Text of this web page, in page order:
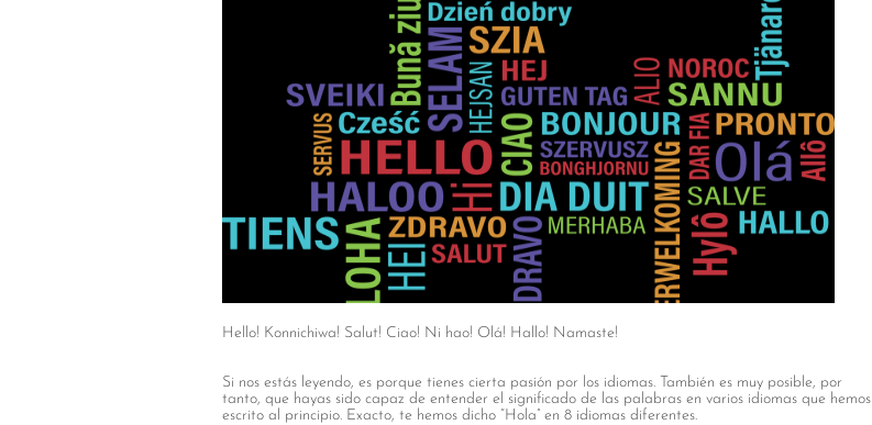
Hello! Konnichiwa! Salut! Ciao! Ni hao! Olá! Hallo! Namaste!
Si nos estás leyendo, es porque tienes cierta pasión por los idiomas. También es muy posible, por
tanto, que hayas sido capaz de entender el significado de las palabras en varios idiomas que hemos
escrito al principio. Exacto, te hemos dicho “Hola” en 8 idiomas diferentes.